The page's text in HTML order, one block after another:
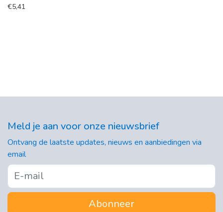
€5,41
Meld je aan voor onze nieuwsbrief
Ontvang de laatste updates, nieuws en aanbiedingen via
email
Abonneer